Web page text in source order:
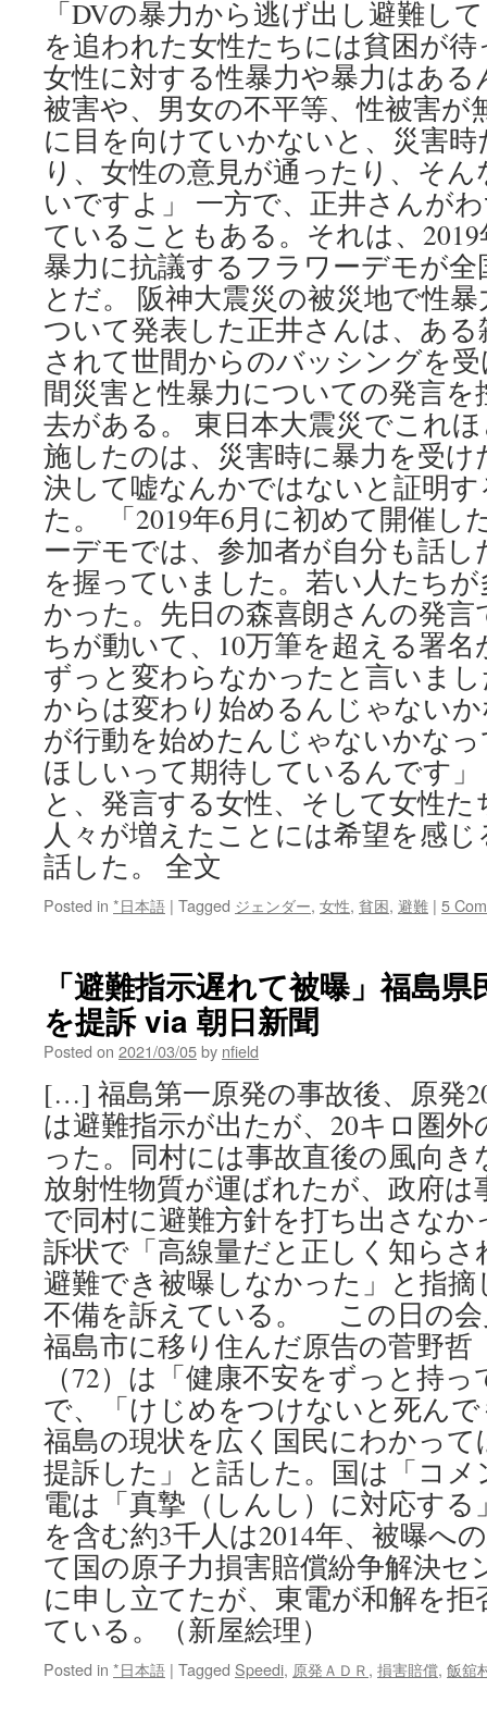
「DVの暴力から逃げ出し避難し
を追われた女性たちには貧困が
女性に対する性暴力や暴力はあ
被害や、男女の不平等、性被害が
に目を向けていかないと、災害
り、女性の意見が通ったり、そ
いですよ」 一方で、正井さんが
ていることもある。それは、
暴力に抗議するフラワーデモが
とだ。 阪神大震災の被災地で性
ついて発表した正井さんは、あ
されて世間からのバッシングを
間災害と性暴力についての発言
去がある。 東日本大震災でこれ
施したのは、災害時に暴力を受
決して嘘なんかではないと証明
た。 「2019年6月に初めて開催し
ーデモでは、参加者が自分も話
を握っていました。若い人たち
かった。先日の森喜朗さんの発
ちが動いて、10万筆を超える署
ずっと変わらなかったと言いま
からは変わり始めるんじゃない
が行動を始めたんじゃないかな
ほしいって期待しているんです
と、発言する女性、そして女性
人々が増えたことには希望を感
話した。 全文
Posted in *日本語 | Tagged ジェンダー, 女性, 貧困, 避難 | 5
「避難指示遅れて被曝」福島
を提訴 via 朝日新聞
Posted on 2021/03/05by nfield
[…] 福島第一原発の事故後、原発
は避難指示が出たが、20キロ圏
った。同村には事故直後の風向
放射性物質が運ばれたが、政府は
で同村に避難方針を打ち出さな
訴状で「高線量だと正しく知ら
避難でき被曝しなかった」と指
不備を訴えている。 この日の会
福島市に移り住んだ原告の菅野哲
（72）は「健康不安をずっと持
で、「けじめをつけないと死ん
福島の現状を広く国民にわかっ
提訴した」と話した。国は「コ
電は「真摯（しんし）に対応す
を含む約3千人は2014年、被曝へ
て国の原子力損害賠償紛争解決セ
に申し立てたが、東電が和解を
ている。（新屋絵理）
Posted in *日本語 | Tagged Speedi, 原発ＡＤＲ, 損害賠償, 飯舘